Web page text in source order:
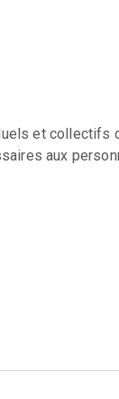
et collectifs
aux